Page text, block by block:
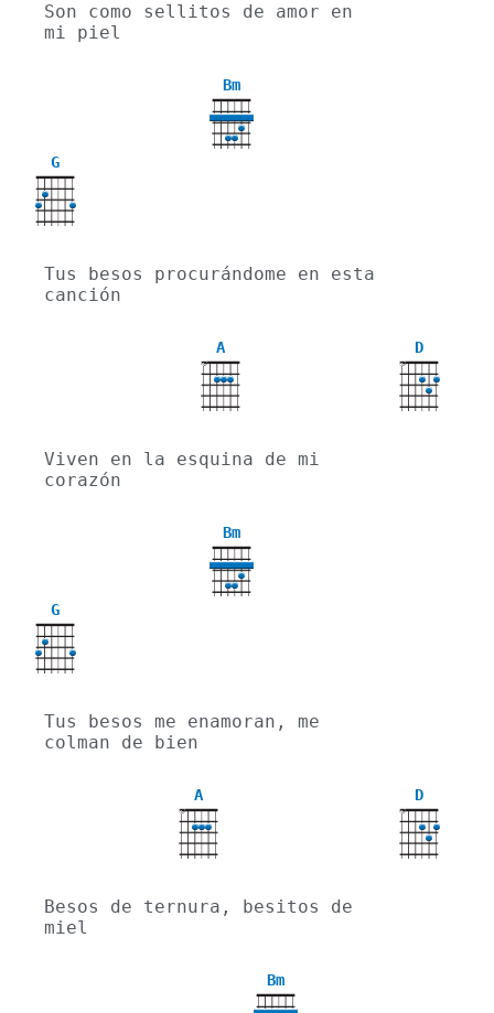
Son como sellitos de amor en
mi piel
Bm
G
Tus besos procurándome en esta
canción
A
X
D
X
Viven en la esquina de mi
corazón
Bm
G
Tus besos me enamoran, me
colman de bien
A
X
D
X
Besos de ternura, besitos de
miel
Bm